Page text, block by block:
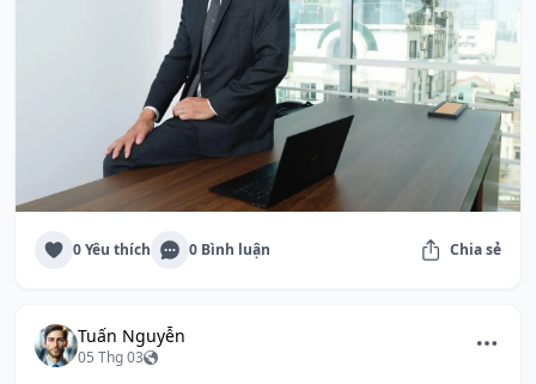
0 Yêu thích 0 Bình luận Chia sẻ
Tuấn Nguyễn
05 Thg 03